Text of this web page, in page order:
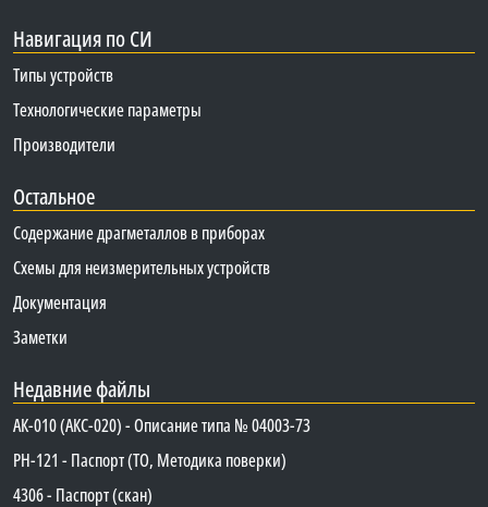
Навигация по СИ
Типы устройств
Технологические параметры
Производители
Остальное
Содержание драгметаллов в приборах
Схемы для неизмерительных устройств
Документация
Заметки
Недавние файлы
АК-010 (АКС-020) - Описание типа № 04003-73
PH-121 - Паспорт (ТО, Методика поверки)
4306 - Паспорт (скан)